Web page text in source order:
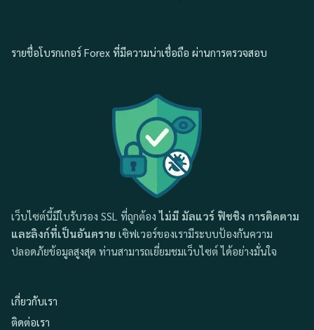
รายชื่อโบรกเกอร์ Forex ที่มีความน่าเชื่อถือ ผ่านการตรวจสอบ
เว็บไซต์นี้มีใบรับรอง SSL ที่ถูกต้องไม่มี มัลแวร์ ฟิชชิง การติดตาม
และลิงก์ที่เป็นอันตราย เซิฟเวอร์ของเรามีระบบป้องกันความ
ปลอดภัยข้อมูลสูงสุด ท่านสามารถเยี่ยมชมเว็บไซต์ ได้อย่างมั่นใจ
เกี่ยวกับเรา
ติดต่อเรา